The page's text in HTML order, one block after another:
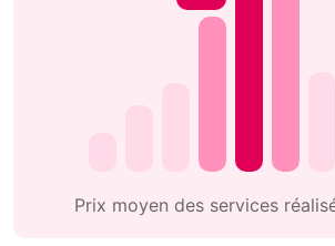
Prix moyen des services